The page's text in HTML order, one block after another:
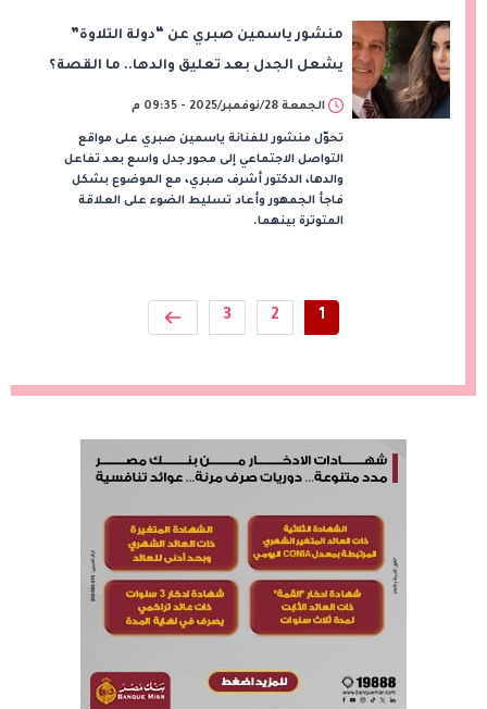
منشور ياسمين صبري عن “دولة التلاوة”
يشعل الجدل بعد تعليق والدها.. ما القصة؟
الجمعة 28/نوفمبر/2025 - 09:35 م
تحوّل منشور للفنانة ياسمين صبري على مواقع
التواصل الاجتماعي إلى محور جدل واسع بعد تفاعل
والدها، الدكتور أشرف صبري، مع الموضوع بشكل
فاجأ الجمهور وأعاد تسليط الضوء على العلاقة
المتوترة بينهما.
1
2
3